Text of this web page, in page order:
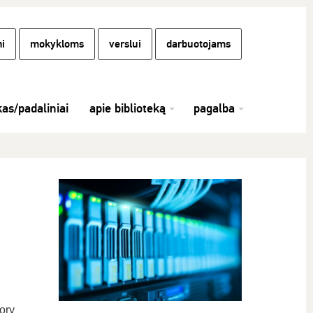
mokykloms verslui darbuotojams
padaliniai apie biblioteką pagalba